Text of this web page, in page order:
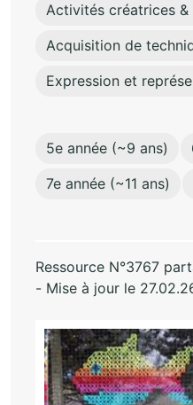
Activités créatrices &
Acquisition de
Expression et
5e année (~9 ans)
7e année (~11 ans)
Ressource N°3767
- Mise à jour le